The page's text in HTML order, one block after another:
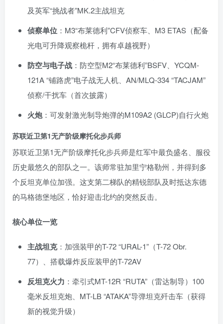
及英军“挑战者”MK.2主战坦克
侦察单位 ：M3“布莱德利”CFV侦察车、M3 ETAS（配备
光电可升降观察桅杆，拥有卓越视野）
防空与电子战 ：防空型M2“布莱德利”BSFV、YCQM-
121A “铺路虎”电子战无人机、AN/MLQ-334 “TACJAM”
侦察/干扰车（首次披露）
火炮：可发射激光制导炮弹的M109A2 (GLCP)自行火炮
苏联近卫第1无产阶级摩托化步兵师
苏联近卫第1无产阶级摩托化步兵师是红军中最负盛名、服役
历史最悠久的部队之一。该师常驻加里宁格勒州，并得到多
个反坦克单位加强。这支第二梯队的精锐部队及时抵达东德
的马格德堡地区，恰好迎击北约的突然反击。
核心单位一览
主战坦克：加强装甲的T-72 “URAL-1”（T-72 Obr.
77）、搭载爆炸反应装甲的T-72AV
反坦克火力 ：牵引式MT-12R “RUTA”（雷达制导）100
毫米反坦克炮、MT-LB “ATAKA”导弹坦克歼击车（获得
新的视觉升级）